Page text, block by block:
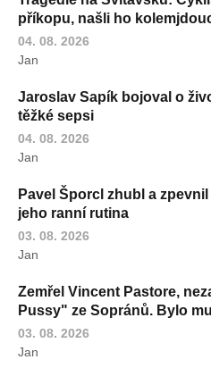
příkopu, našli ho
04. 08. 2026
Jan
Jaroslav Sapík bojoval o
těžké sepsi
04. 08. 2026
Jan
Pavel Šporcl zhubl a
jeho ranní rutina
03. 08. 2026
Jan
Zemřel Vincent Pastore,
Pussy" ze Sopránů. Bylo
03. 08. 2026
Jan